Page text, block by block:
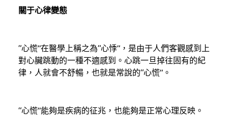
關于心律變態
“心慌”在醫學上稱之為“心悸”，是由于人們客觀感到上
對心臟跳動的一種不適感到。心跳一旦掉往固有的紀
律，人就會不舒暢，也就是常說的“心慌”。
“心慌”能夠是疾病的征兆，也能夠是正常心理反映。